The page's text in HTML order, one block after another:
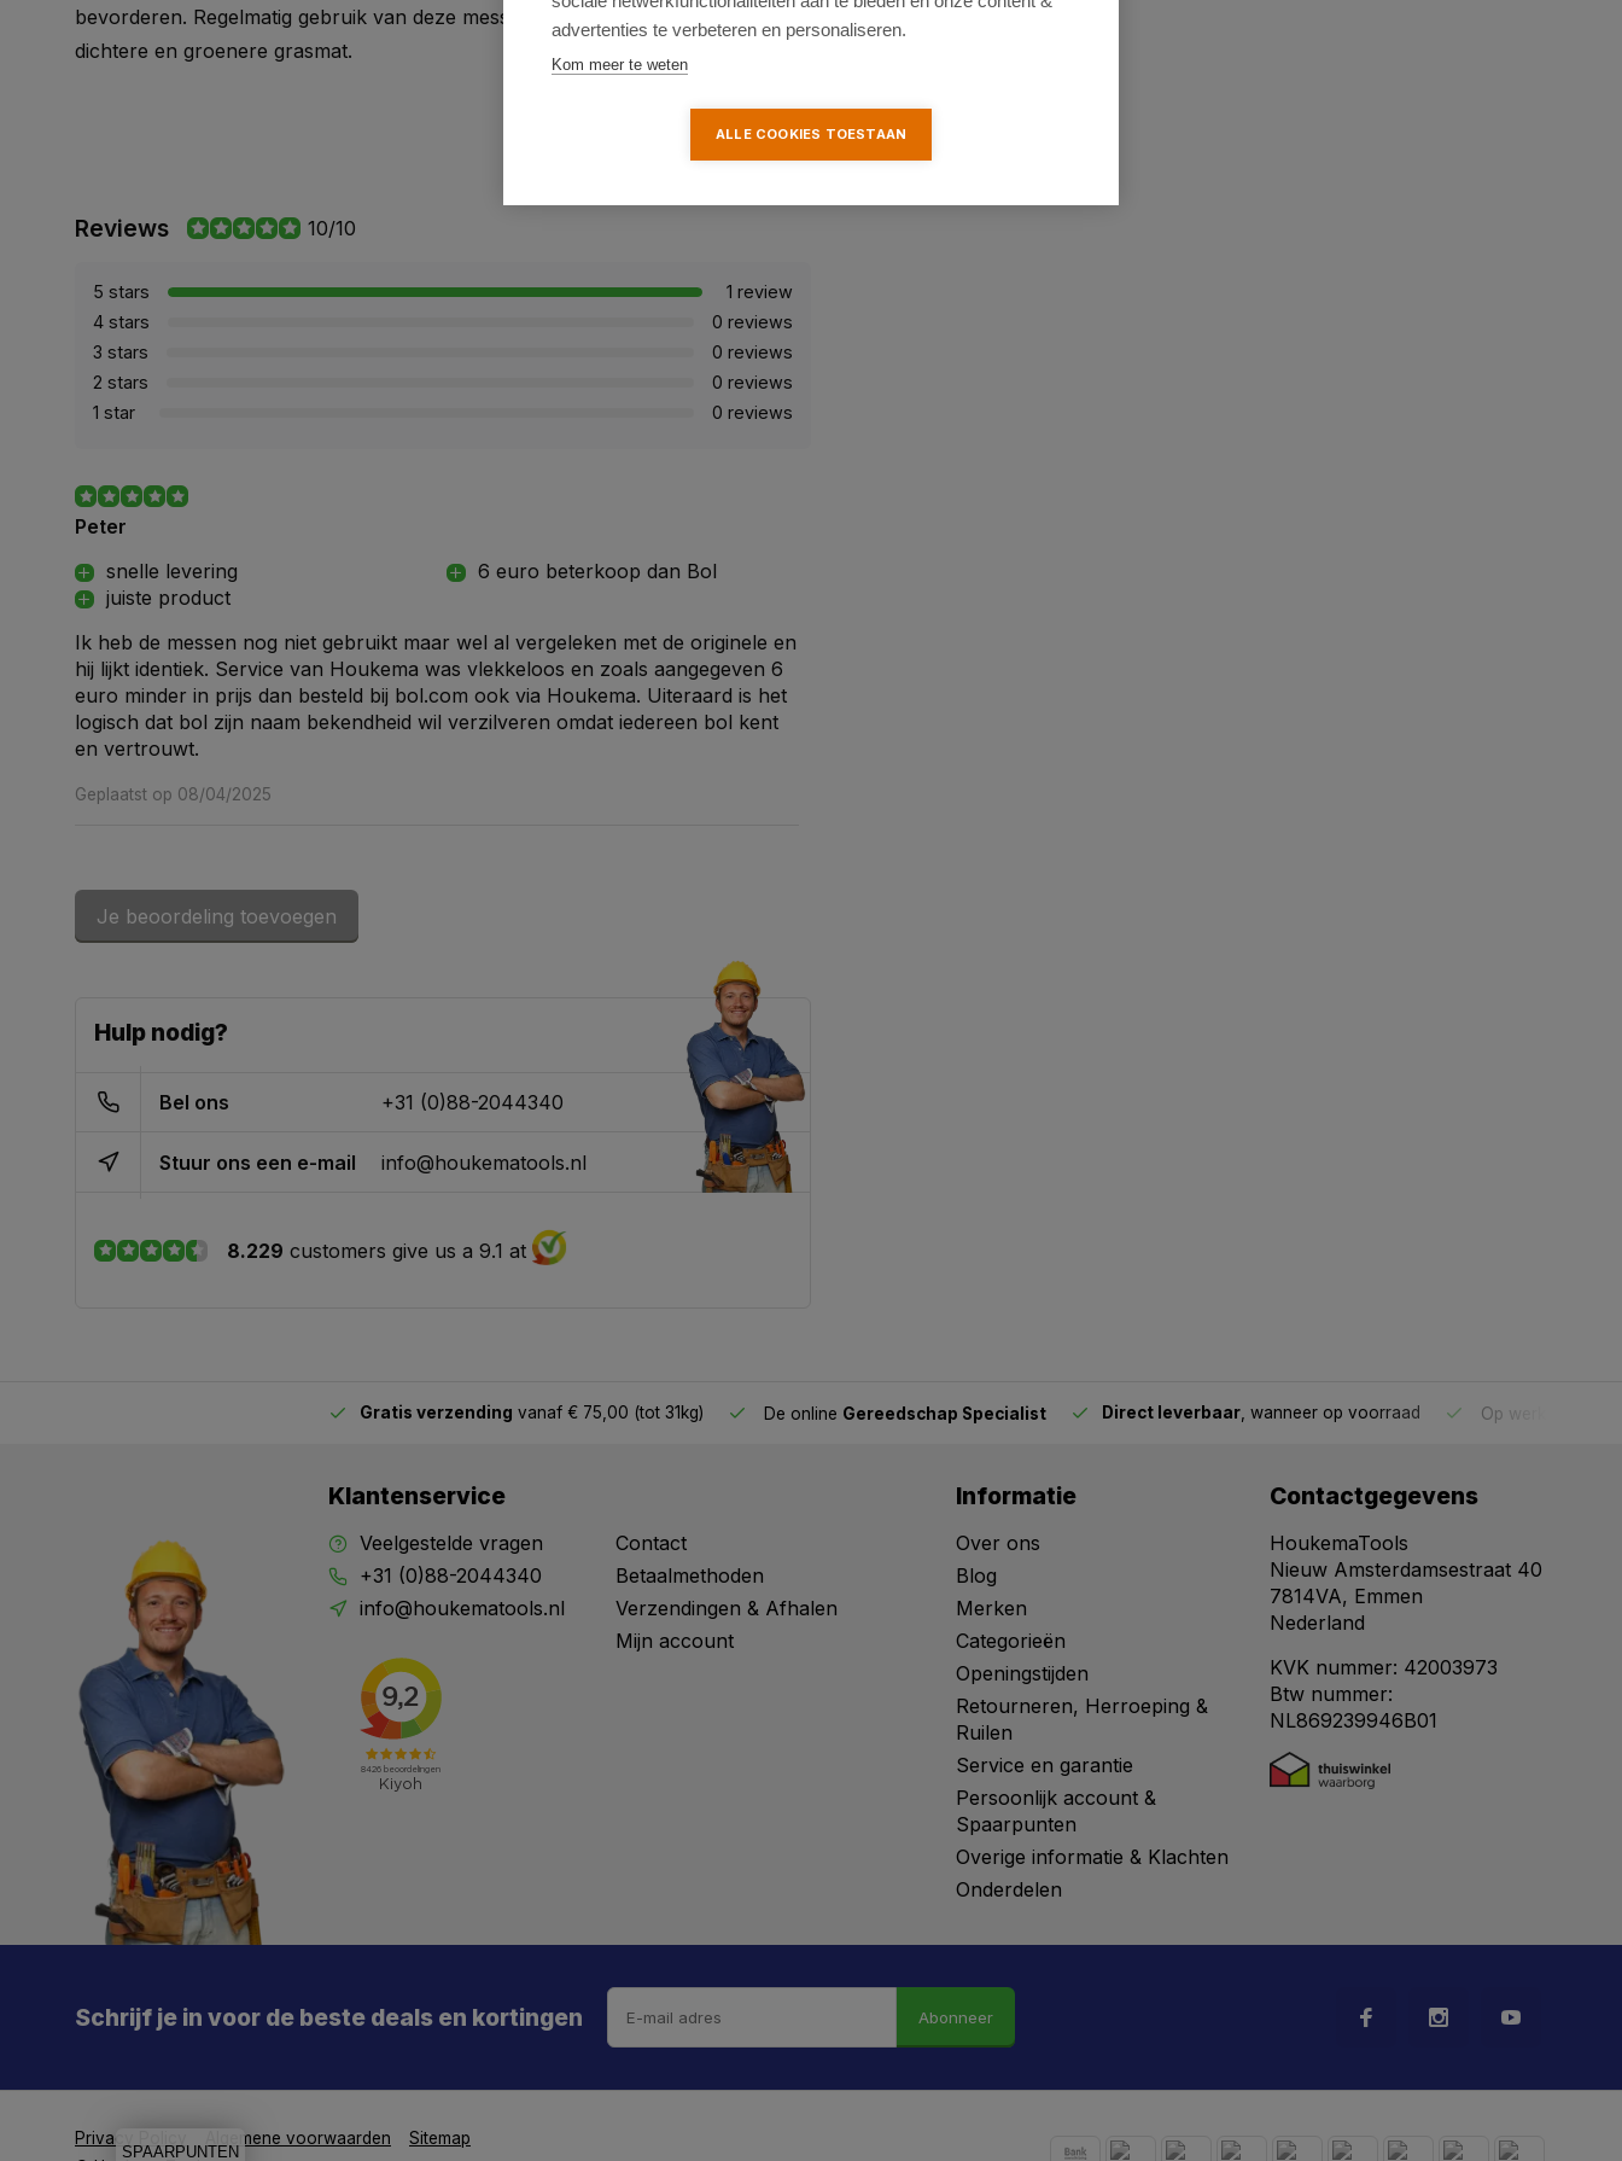
bevorderen. Regelmatig gebruik van deze messenwals draagt bij aan een
dichtere en groenere grasmat.
Reviews 10/10
5 stars
1 review
4 stars
0 reviews
3 stars
0 reviews
2 stars
0 reviews
1 star
0 reviews
Peter
snelle levering
juiste product
6 euro beterkoop dan Bol
Ik heb de messen nog niet gebruikt maar wel al vergeleken met de originele en
hij lijkt identiek. Service van Houkema was vlekkeloos en zoals aangegeven 6
euro minder in prijs dan besteld bij bol.com ook via Houkema. Uiteraard is het
logisch dat bol zijn naam bekendheid wil verzilveren omdat iedereen bol kent
en vertrouwt.
Geplaatst op 08/04/2025
Je beoordeling toevoegen
Hulp nodig?
Bel ons +31 (0)88-2044340
Stuur ons een e-mail info@houkematools.nl
8.229 customers give us a 9.1 at
Gratis verzending vanaf € 75,00 (tot 31kg) De online Gereedschap Specialist Direct leverbaar , wanneer op voorraad Op werkdagen
Klantenservice
Veelgestelde vragen
+31 (0)88-2044340
info@houkematools.nl
Contact
Betaalmethoden
Verzendingen & Afhalen
Mijn account
Informatie
Over ons
Blog
Merken
Categorieën
Openingstijden
Retourneren, Herroeping &
Ruilen
Service en garantie
Persoonlijk account &
Spaarpunten
Overige informatie & Klachten
Onderdelen
Contactgegevens
HoukemaTools
Nieuw Amsterdamsestraat 40
7814VA, Emmen
Nederland
KVK nummer: 42003973
Btw nummer:
NL869239946B01
Schrijf je in voor de beste deals en kortingen Abonneer
Privacy Policy Algemene voorwaarden
Sitemap
advertenties te verbeteren en personaliseren.
Kom meer te weten
ALLE COOKIES TOESTAAN
Meld je aan en mis geen enkele actie, aanbieding
of nieuwe deal meer. Én je krijgt direct €5 korting!
SPAARPUNTEN